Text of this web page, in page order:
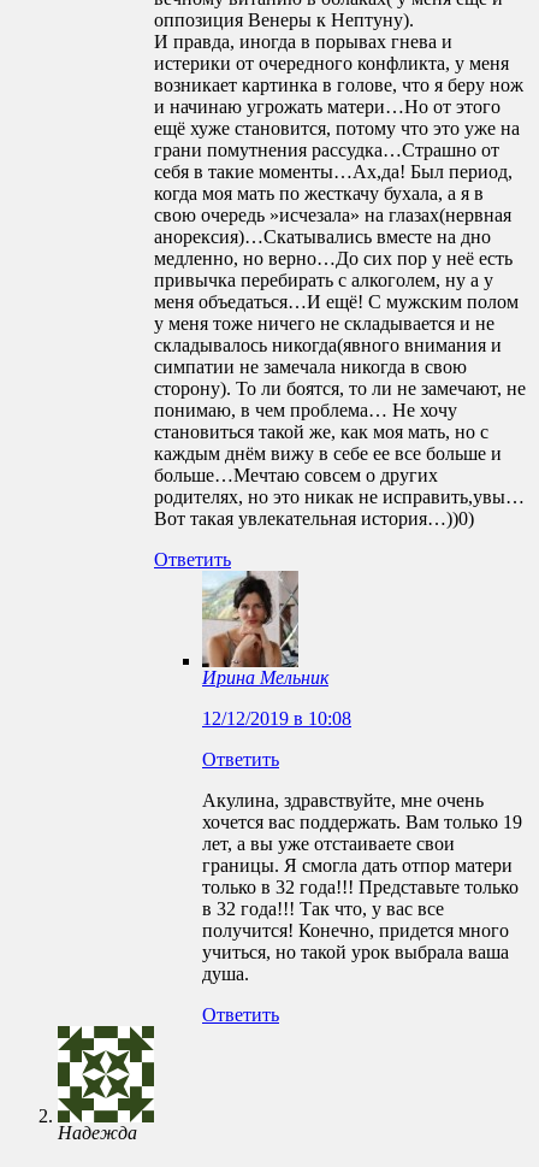
оппозиция Венеры к Нептуну).
И правда, иногда в порывах гнева и
истерики от очередного конфликта, у меня
возникает картинка в голове, что я беру нож
и начинаю угрожать матери…Но от этого
ещё хуже становится, потому что это уже на
грани помутнения рассудка…Страшно от
себя в такие моменты…Ах,да! Был период,
когда моя мать по жесткачу бухала, а я в
свою очередь »исчезала» на глазах(нервная
анорексия)…Скатывались вместе на дно
медленно, но верно…До сих пор у неё есть
привычка перебирать с алкоголем, ну а у
меня объедаться…И ещё! С мужским полом
у меня тоже ничего не складывается и не
складывалось никогда(явного внимания и
симпатии не замечала никогда в свою
сторону). То ли боятся, то ли не замечают, не
понимаю, в чем проблема… Не хочу
становиться такой же, как моя мать, но с
каждым днём вижу в себе ее все больше и
больше…Мечтаю совсем о других
родителях, но это никак не исправить,увы…
Вот такая увлекательная история…))0)
Ответить
Ирина Мельник
12/12/2019 в 10:08
Ответить
Акулина, здравствуйте, мне очень
хочется вас поддержать. Вам только 19
лет, а вы уже отстаиваете свои
границы. Я смогла дать отпор матери
только в 32 года!!! Представьте только
в 32 года!!! Так что, у вас все
получится! Конечно, придется много
учиться, но такой урок выбрала ваша
душа.
Ответить
Надежда